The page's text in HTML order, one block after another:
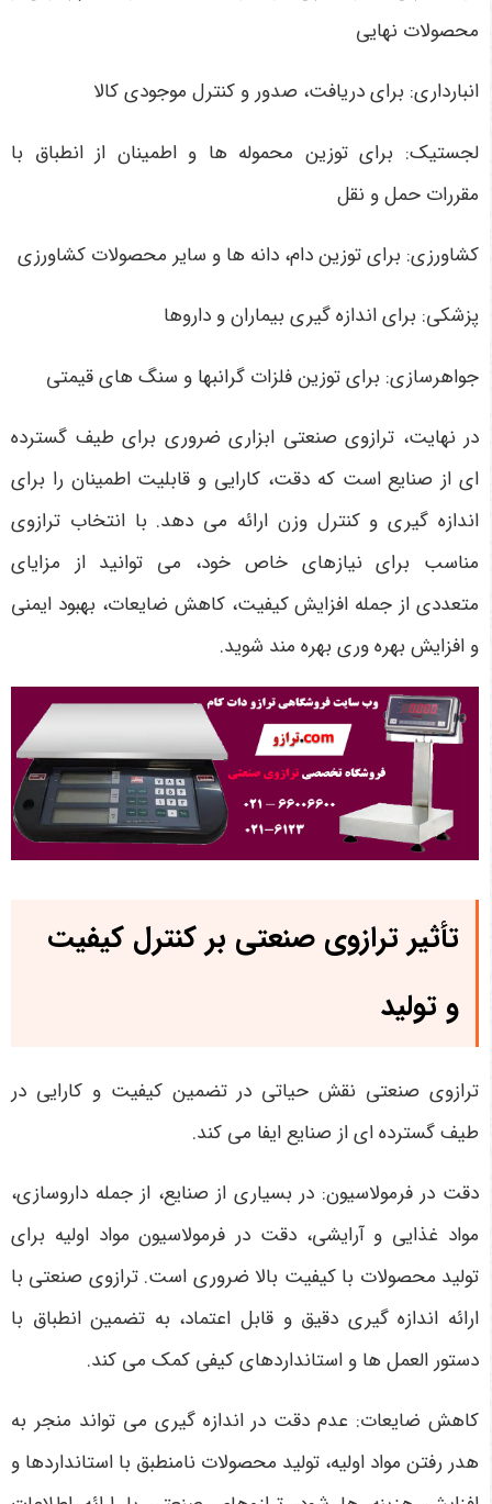
محصولات نهایی
انبارداری: برای دریافت، صدور و کنترل موجودی کالا
لجستیک: برای توزین محموله ها و اطمینان از انطباق با
مقررات حمل و نقل
کشاورزی: برای توزین دام، دانه ها و سایر محصولات کشاورزی
پزشکی: برای اندازه گیری بیماران و داروها
جواهرسازی: برای توزین فلزات گرانبها و سنگ های قیمتی
در نهایت، ترازوی صنعتی ابزاری ضروری برای طیف گسترده
ای از صنایع است که دقت، کارایی و قابلیت اطمینان را برای
اندازه گیری و کنترل وزن ارائه می دهد. با انتخاب ترازوی
مناسب برای نیازهای خاص خود، می توانید از مزایای
متعددی از جمله افزایش کیفیت، کاهش ضایعات، بهبود ایمنی
و افزایش بهره وری بهره مند شوید.
تأثیر ترازوی صنعتی بر کنترل کیفیت
و تولید
ترازوی صنعتی نقش حیاتی در تضمین کیفیت و کارایی در
طیف گسترده ای از صنایع ایفا می کند.
دقت در فرمولاسیون: در بسیاری از صنایع، از جمله داروسازی،
مواد غذایی و آرایشی، دقت در فرمولاسیون مواد اولیه برای
تولید محصولات با کیفیت بالا ضروری است. ترازوی صنعتی با
ارائه اندازه گیری دقیق و قابل اعتماد، به تضمین انطباق با
دستور العمل ها و استانداردهای کیفی کمک می کند.
کاهش ضایعات: عدم دقت در اندازه گیری می تواند منجر به
هدر رفتن مواد اولیه، تولید محصولات نامنطبق با استانداردها و